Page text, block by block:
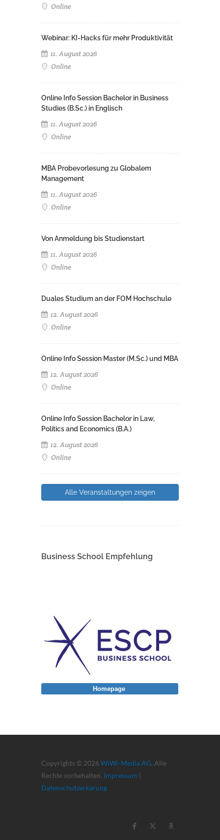
Online
Webinar: KI-Hacks für mehr Produktivität
11. August 2026
Online
Online Info Session Bachelor in Business
Studies (B.Sc.) in Englisch
11. August 2026
Online
MBA Probevorlesung zu Globalem
Management
11. August 2026
Online
Von Anmeldung bis Studienstart
11. August 2026
Online
Duales Studium an der FOM Hochschule
12. August 2026
Online
Online Info Session Master (M.Sc.) und MBA
12. August 2026
Online
Online Info Session Bachelor in Law,
Politics and Economics (B.A.)
12. August 2026
Online
Alle Veranstaltungen zeigen
Business School Empfehlung
Copyrights © 2026 WiWi-Media AG. Alle
Rechte vorbehalten. Impressum |
Datenschutzerkärung
Homepage